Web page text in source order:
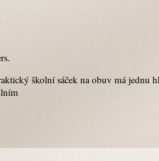
školní sáček na obuv má